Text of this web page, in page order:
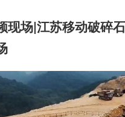
现场|江苏移动破碎